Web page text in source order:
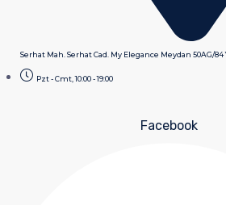
Serhat Mah. Serhat Cad. My Elegance Meydan 50AG/
Pzt - Cmt, 10:00 - 19:00
Facebook